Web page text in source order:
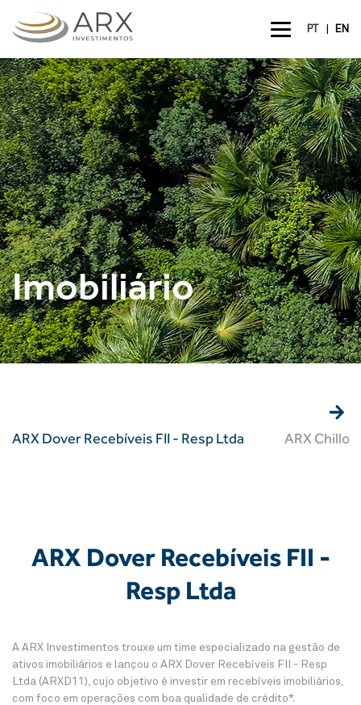
PT EN
Imobiliário
ARX Dover Recebíveis FII - Resp Ltda ARX
ARX Dover Recebíveis FII -
Resp Ltda
A ARX Investimentos trouxe um time especializado na gestão de
ativos imobiliários e lançou o ARX Dover Recebíveis FII - Resp
Ltda (ARXD11), cujo objetivo é investir em recebíveis imobiliários,
com foco em operações com boa qualidade de crédito*.